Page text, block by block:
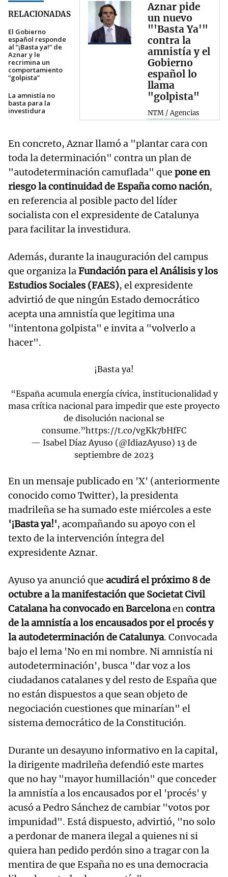
RELACIONADAS
El Gobierno
español responde
al “¡Basta ya!” de
Aznar y le
recrimina un
comportamiento
“golpista”
La amnistía no
basta para la
investidura
Aznar pide
un nuevo
"'Basta Ya'"
contra la
amnistía y el
Gobierno
español lo
llama
"golpista"
NTM / Agencias
En concreto, Aznar llamó a "plantar cara con
toda la determinación" contra un plan de
"autodeterminación camuflada" que pone en
riesgo la continuidad de España como nación,
en referencia al posible pacto del líder
socialista con el expresidente de Catalunya
para facilitar la investidura.
Además, durante la inauguración del campus
que organiza laFundación para el Análisis y los
Estudios Sociales (FAES), el expresidente
advirtió de que ningún Estado democrático
acepta una amnistía que legitima una
"intentona golpista" e invita a "volverlo a
hacer".
¡Basta ya!
“España acumula energía cívica, institucionalidad y
masa crítica nacional para impedir que este proyecto
de disolución nacional se
consume.”https://t.co/vgKk7bHfFC
— Isabel Díaz Ayuso (@IdiazAyuso) 13 de
septiembre de 2023
En un mensaje publicado en 'X' (anteriormente
conocido como Twitter), la presidenta
madrileña se ha sumado este miércoles a este
'¡Basta ya!', acompañando su apoyo con el
texto de la intervención íntegra del
expresidente Aznar.
Ayuso ya anunció que acudirá el próximo 8 de
octubre a la manifestación que Societat Civil
Catalana ha convocado en Barcelonaencontra
de la amnistía a los encausados por el procésy
la autodeterminación de Catalunya. Convocada
bajo el lema 'No en mi nombre. Ni amnistía ni
autodeterminación', busca "dar voz a los
ciudadanos catalanes y del resto de España que
no están dispuestos a que sean objeto de
negociación cuestiones que minarían" el
sistema democrático de la Constitución.
Durante un desayuno informativo en la capital,
la dirigente madrileña defendió este martes
que no hay "mayor humillación" que conceder
la amnistía a los encausados por el 'procés' y
acusó a Pedro Sánchez de cambiar "votos por
impunidad". Está dispuesto, advirtió, "no solo
a perdonar de manera ilegal a quienes ni si
quiera han pedido perdón sino a tragar con la
mentira de que España no es una democracia